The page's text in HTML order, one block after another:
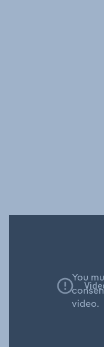
You
video.